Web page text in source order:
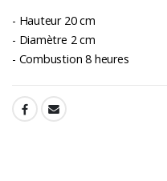
- Hauteur 20 cm
- Diamètre 2 cm
- Combustion 8 heures
SHARE: